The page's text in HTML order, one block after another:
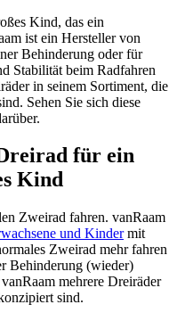
Kind, das ein
ist ein Hersteller von
Behinderung oder für
Stabilität beim Radfahren
in seinem Sortiment, die
Sehen Sie sich diese
für ein
Kind
Zweirad fahren. vanRaam
und Kindermit
Zweirad mehr fahren
Behinderung (wieder)
mehrere Dreiräder
sind.